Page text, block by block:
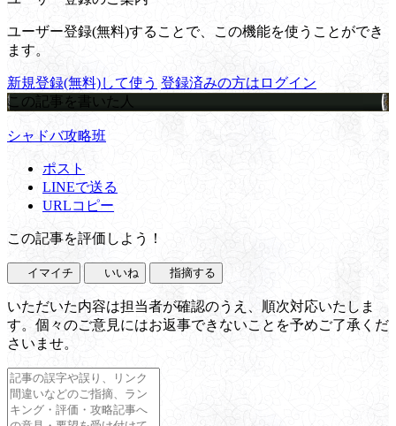
ユーザー登録(無料)することで、この機能を使うことができ
ます。
新規登録(無料)して使う 登録済みの方はログイン
この記事を書いた人
シャドバ攻略班
ポスト
LINEで送る
URLコピー
この記事を評価しよう！
イマイチ いいね 指摘する
いただいた内容は担当者が確認のうえ、順次対応いたしま
す。個々のご意見にはお返事できないことを予めご了承くだ
さいませ。